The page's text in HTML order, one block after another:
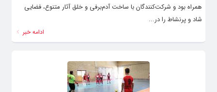
همراه بود و شرکت‌کنندگان با ساخت آدم‌برفی و خلق آثار متنوع، فضایی
شاد و پرنشاط را در...
ادامه خبر